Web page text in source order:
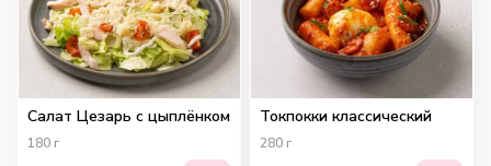
Салат Цезарь с цыплёнком
180 г
Токпокки классический
280 г